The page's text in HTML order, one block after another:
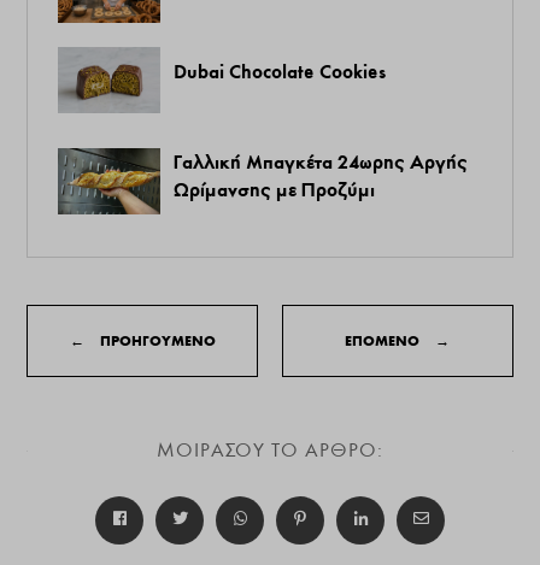
Dubai Chocolate Cookies
Γαλλική Μπαγκέτα 24ωρης Αργής
Ωρίμανσης με Προζύμι
← ΠΡΟΗΓΟΥΜΕΝΟ ΕΠΟΜΕΝΟ →
ΜΟΙΡΑΣΟΥ ΤΟ ΑΡΘΡΟ: